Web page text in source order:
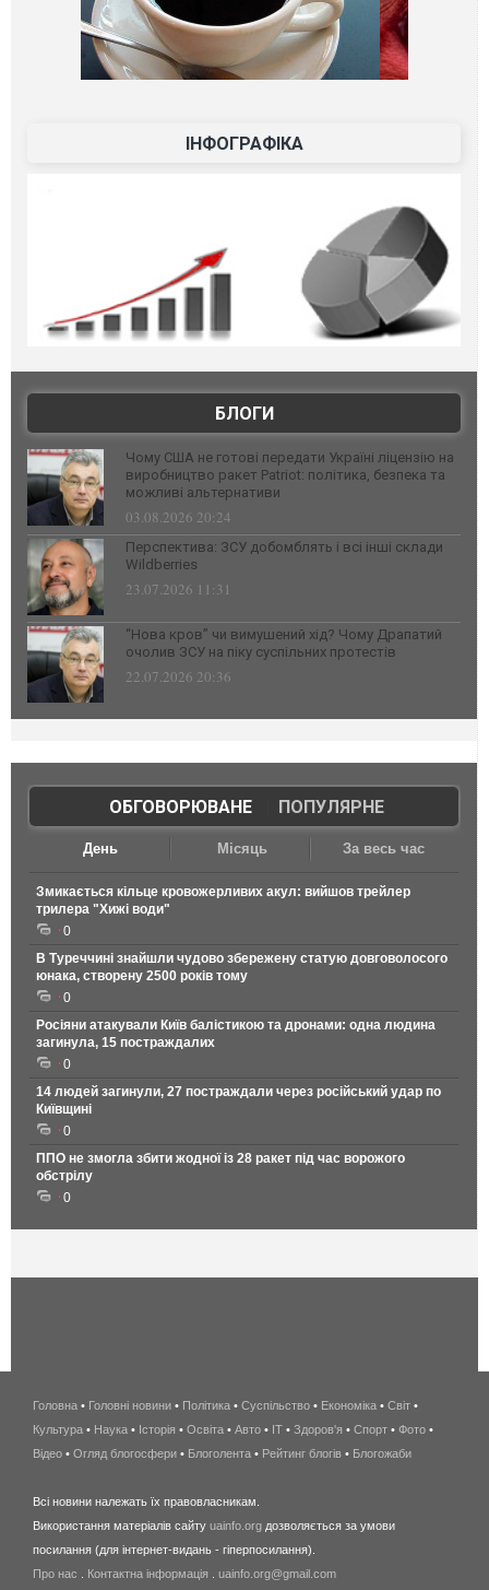
ІНФОГРАФІКА
БЛОГИ
Чому США не готові передати Україні ліцензію на
виробництво ракет Patriot: політика, безпека та
можливі альтернативи
03.08.2026 20:24
Перспектива: ЗСУ добомблять і всі інші склади
Wildberries
23.07.2026 11:31
“Нова кров” чи вимушений хід? Чому Драпатий
очолив ЗСУ на піку суспільних протестів
22.07.2026 20:36
ОБГОВОРЮВАНЕ| ПОПУЛЯРНЕ
День Місяць За весь час
Змикається кільце кровожерливих акул: вийшов трейлер
трилера "Хижі води"
0
В Туреччині знайшли чудово збережену статую довговолосого
юнака, створену 2500 років тому
0
Росіяни атакували Київ балістикою та дронами: одна людина
загинула, 15 постраждалих
0
14 людей загинули, 27 постраждали через російський удар по
Київщині
0
ППО не змогла збити жодної із 28 ракет під час ворожого
обстрілу
0
беспроводной
интернет
киев
wimax
в
Головна • Головні новини • Політика • Суспільство • Економіка • Світ •
Культура • Наука • Історія • Освіта • Авто • IT • Здоров'я • Спорт • Фото •
Відео • Огляд блогосфери • Блоголента • Рейтинг блогів • Блогожаби
Всі новини належать їх правовласникам.
Використання матеріалів сайту uainfo.org дозволяється за умови
посилання (для інтернет-видань - гіперпосилання).
Про нас
Контактна інформація uainfo.org@gmail.com